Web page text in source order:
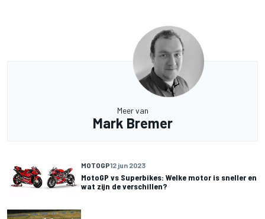
Meer van
Mark Bremer
MOTOGP12 jun 2023
MotoGP vs Superbikes: Welke motor is sneller en
wat zijn de verschillen?